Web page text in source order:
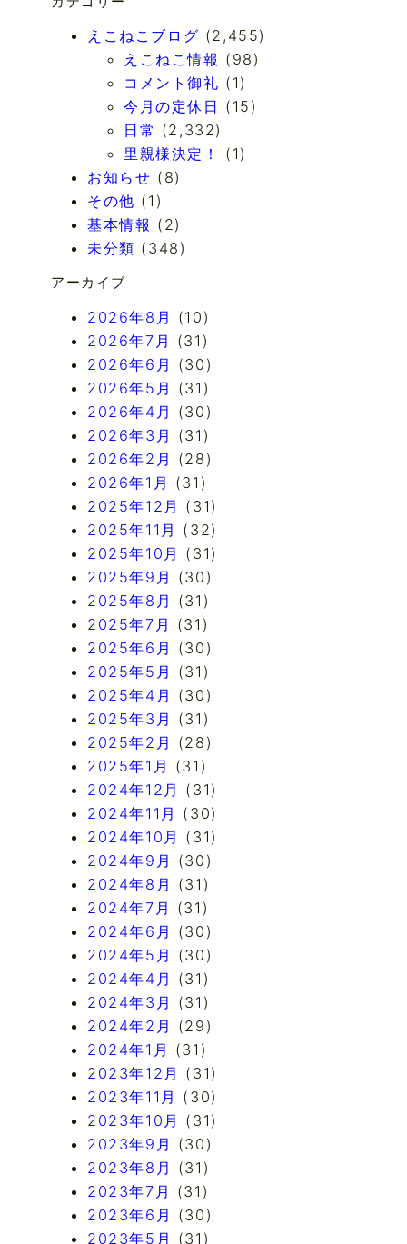
えこねこブログ (2,455)
えこねこ情報 (98)
コメント御礼 (1)
今月の定休日 (15)
日常 (2,332)
里親様決定！
(1)
お知らせ (8)
その他 (1)
基本情報 (2)
未分類 (348)
アーカイブ
2026年8月 (10)
2026年7月 (31)
2026年6月 (30)
2026年5月 (31)
2026年4月 (30)
2026年3月 (31)
2026年2月 (28)
2026年1月 (31)
2025年12月 (31)
2025年11月 (32)
2025年10月 (31)
2025年9月 (30)
2025年8月 (31)
2025年7月 (31)
2025年6月 (30)
2025年5月 (31)
2025年4月 (30)
2025年3月 (31)
2025年2月 (28)
2025年1月 (31)
2024年12月 (31)
2024年11月 (30)
2024年10月 (31)
2024年9月 (30)
2024年8月 (31)
2024年7月 (31)
2024年6月 (30)
2024年5月 (30)
2024年4月 (31)
2024年3月 (31)
2024年2月 (29)
2024年1月 (31)
2023年12月 (31)
2023年11月 (30)
2023年10月 (31)
2023年9月 (30)
2023年8月 (31)
2023年7月 (31)
2023年6月 (30)
2023年5月 (31)